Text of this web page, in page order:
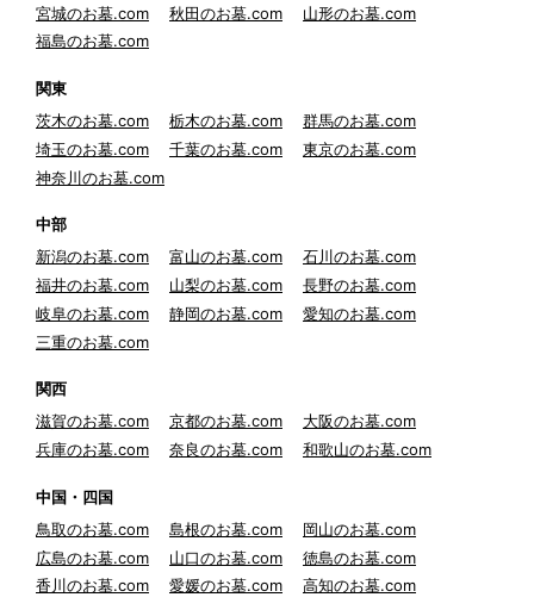
宮城のお墓.com
秋田のお墓.com
山形のお墓.com
福島のお墓.com
関東
茨木のお墓.com
栃木のお墓.com
群馬のお墓.com
埼玉のお墓.com
千葉のお墓.com
東京のお墓.com
神奈川のお墓.com
中部
新潟のお墓.com
富山のお墓.com
石川のお墓.com
福井のお墓.com
山梨のお墓.com
長野のお墓.com
岐阜のお墓.com
静岡のお墓.com
愛知のお墓.com
三重のお墓.com
関西
滋賀のお墓.com
京都のお墓.com
大阪のお墓.com
兵庫のお墓.com
奈良のお墓.com 和歌山のお墓.com
中国・四国
鳥取のお墓.com
島根のお墓.com
岡山のお墓.com
広島のお墓.com
山口のお墓.com
徳島のお墓.com
香川のお墓.com
愛媛のお墓.com 高知のお墓.com